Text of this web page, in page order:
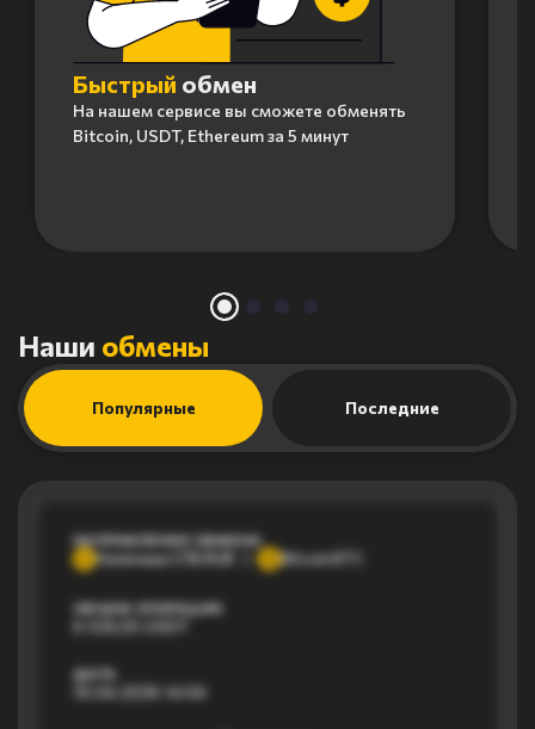
Быстрый обмен
На нашем сервисе вы сможете обменять
Bitcoin, USDT, Ethereum за 5 минут
Наши обмены
Популярные Последние
НАПРАВЛЕНИЕ ОБМЕНА
Наличные СПБ RUB Bitcoin BTC
ОБЪЕМ ОПЕРАЦИИ
ДАТА
16.04.2026 14:04